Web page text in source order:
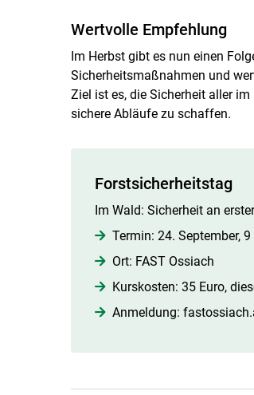
Wertvolle Empfehlung
Im Herbst gibt es nun einen
Sicherheitsmaßnahmen und
Ziel ist es, die Sicherheit aller
sichere Abläufe zu schaffen.
Forstsicherheitstag
Im Wald: Sicherheit an
Termin: 24. September, 9
Ort: FAST Ossiach
Kurskosten: 35 Euro,
Anmeldung: